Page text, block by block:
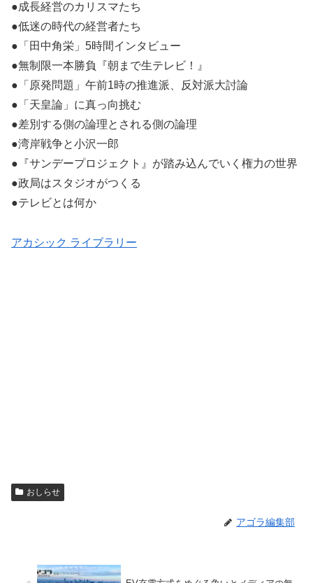
●成長経営のカリスマたち
●低迷の時代の経営者たち
●「田中角栄」5時間インタビュー
●無制限一本勝負『朝まで生テレビ！』
●「原発問題」午前1時の推進派、反対派大討論
●「天皇論」に真っ向挑む
●差別する側の論理とされる側の論理
●湾岸戦争と小沢一郎
●『サンデープロジェクト』が踏み込んでいく権力の世界
●政局はスタジオがつくる
●テレビとは何か
アカシック ライブラリー
おしらせ
アゴラ編集部